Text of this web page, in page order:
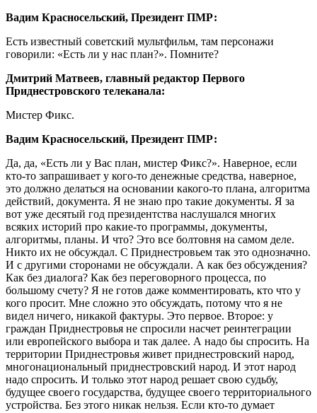
Вадим Красносельский, Президент ПМР:
Есть известный советский мультфильм, там персонажи
говорили: «Есть ли у нас план?». Помните?
Дмитрий Матвеев, главный редактор Первого
Приднестровского телеканала:
Мистер Фикс.
Вадим Красносельский, Президент ПМР:
Да, да, «Есть ли у Вас план, мистер Фикс?». Наверное, если
кто-то запрашивает у кого-то денежные средства, наверное,
это должно делаться на основании какого-то плана, алгоритма
действий, документа. Я не знаю про такие документы. Я за
вот уже десятый год президентства наслушался многих
всяких историй про какие-то программы, документы,
алгоритмы, планы. И что? Это все болтовня на самом деле.
Никто их не обсуждал. С Приднестровьем так это однозначно.
И с другими сторонами не обсуждали. А как без обсуждения?
Как без диалога? Как без переговорного процесса, по
большому счету? Я не готов даже комментировать, кто что у
кого просит. Мне сложно это обсуждать, потому что я не
видел ничего, никакой фактуры. Это первое. Второе: у
граждан Приднестровья не спросили насчет реинтеграции
или европейского выбора и так далее. А надо бы спросить. На
территории Приднестровья живет приднестровский народ,
многонациональный приднестровский народ. И этот народ
надо спросить. И только этот народ решает свою судьбу,
будущее своего государства, будущее своего территориального
устройства. Без этого никак нельзя. Если кто-то думает